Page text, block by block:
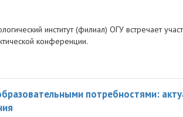
институт (филиал) ОГУ встречает
конференции.
потребностями: